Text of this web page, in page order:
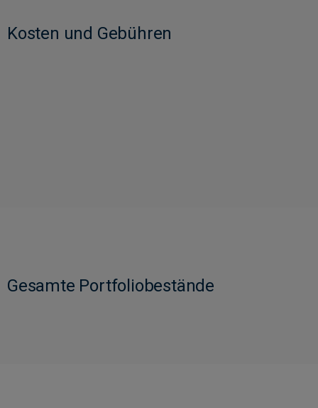
Kosten und Gebühren
Gesamte Portfoliobestände